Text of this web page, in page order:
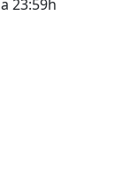
23:59h